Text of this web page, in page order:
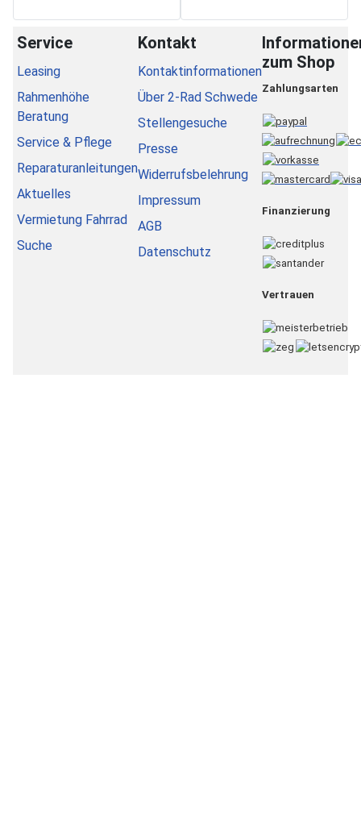
Service
Leasing
Rahmenhöhe
Beratung
Service & Pflege
Reparaturanleitungen
Aktuelles
Vermietung Fahrrad
Suche
Kontakt
Kontaktinformationen
Über 2-Rad Schwede
Stellengesuche
Presse
Widerrufsbelehrung
Impressum
AGB
Datenschutz
zum Shop
Zahlungsarten
Finanzierung
Vertrauen